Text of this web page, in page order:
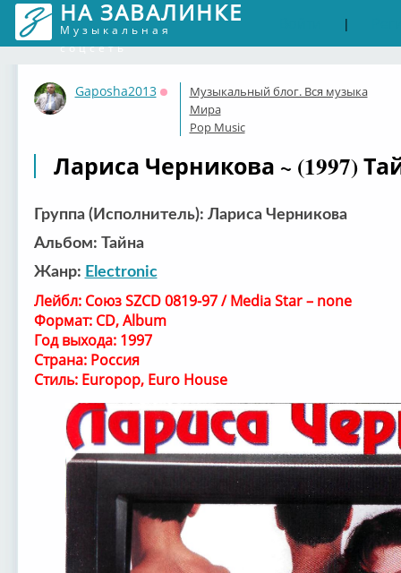
НА ЗАВАЛИНКЕ
Музыкальная
соцсеть
|
Gaposha2013
Оффлайн
Музыкальный блог. Вся музыка
Мира
Pop Music
Лариса Черникова ~ (1997)
Группа (Исполнитель): Лариса Черникова
Альбом: Тайна
Жанр: Electronic
Лейбл: Союз SZCD 0819-97 / Media Star – none
Формат: CD, Album
Год выхода: 1997
Страна: Россия
Стиль: Europop, Euro House